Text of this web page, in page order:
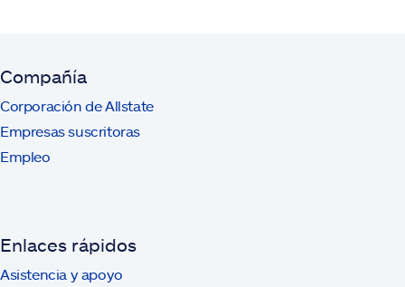
Compañía
Corporación de Allstate
Empresas suscritoras
Empleo
Enlaces rápidos
Asistencia y apoyo